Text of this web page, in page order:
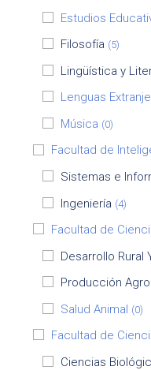
Estudios
Filosofía (5)
Lingüística y
Lenguas
Música (0)
Facultad de
Sistemas e
Ingeniería (4)
Facultad de
Desarrollo Rural
Producción
Salud Animal (0)
Facultad de
Ciencias